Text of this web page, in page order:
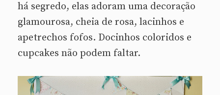
há segredo, elas adoram uma decoração
glamourosa, cheia de rosa, lacinhos e
apetrechos fofos. Docinhos coloridos e
cupcakes não podem faltar.